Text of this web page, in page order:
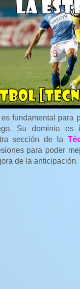
fundamental para
Su dominio es
sección de la
para poder
de la anticipación.